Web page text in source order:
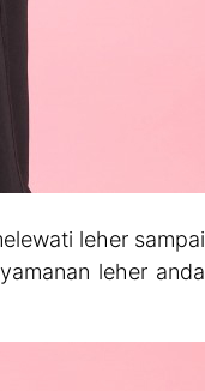
leher sampai
leher anda